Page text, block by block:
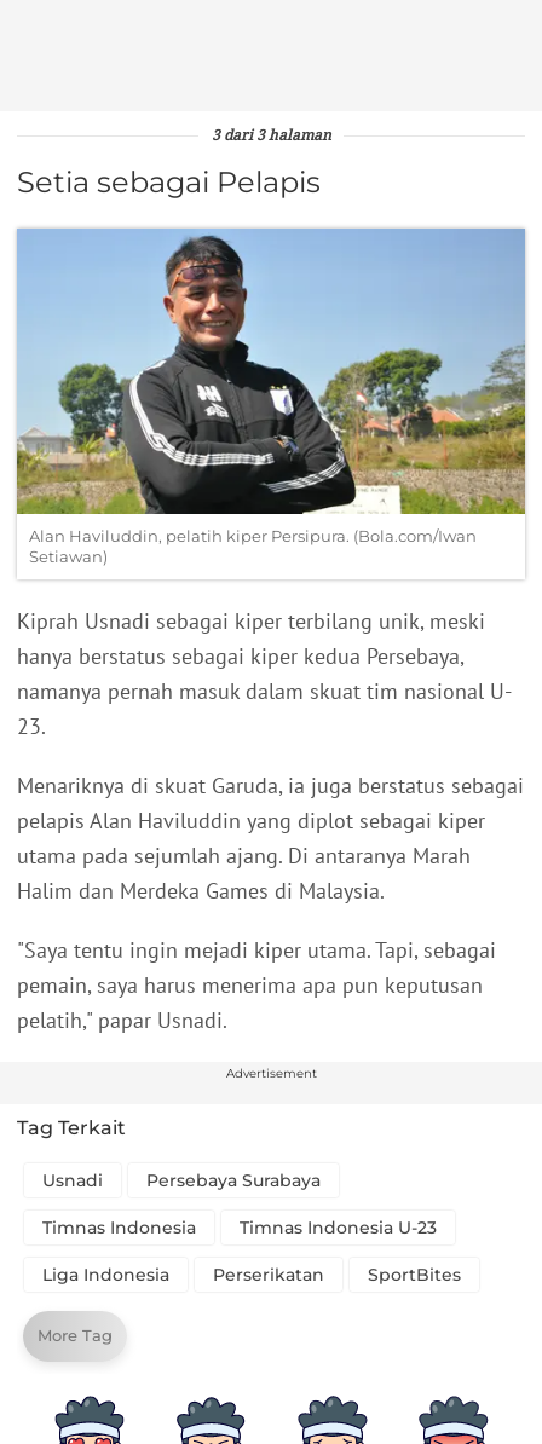
3 dari 3 halaman
Setia sebagai Pelapis
Alan Haviluddin, pelatih kiper Persipura. (Bola.com/Iwan
Setiawan)
Kiprah Usnadi sebagai kiper terbilang unik, meski
hanya berstatus sebagai kiper kedua Persebaya,
namanya pernah masuk dalam skuat tim nasional U-
23.
Menariknya di skuat Garuda, ia juga berstatus sebagai
pelapis Alan Haviluddin yang diplot sebagai kiper
utama pada sejumlah ajang. Di antaranya Marah
Halim dan Merdeka Games di Malaysia.
"Saya tentu ingin mejadi kiper utama. Tapi, sebagai
pemain, saya harus menerima apa pun keputusan
pelatih," papar Usnadi.
Advertisement
Tag Terkait
Usnadi Persebaya Surabaya
Timnas Indonesia Timnas Indonesia U-23
Liga Indonesia Perserikatan SportBites
More Tag